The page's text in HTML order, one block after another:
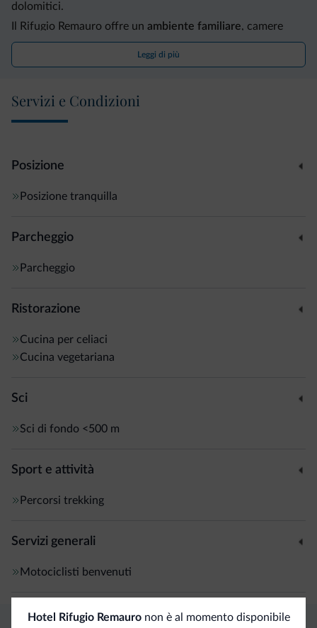
dolomitici.
Il Rifugio Remauro offre un ambiente familiare, camere
matrimoniali e triple con bagno privato, terrazzo e TV-sat.
Camere per escursionisti (da 2 a 6 persone) con servizi al
dellacucina tipica cadorina
ricotta e burro fuso, risotto ai funghi.
Leggi di più
Servizi e Condizioni
Posizione
Posizione tranquilla
Parcheggio
Parcheggio
Ristorazione
Cucina per celiaci
Cucina vegetariana
Sci
Sci di fondo <500 m
Sport e attività
Percorsi trekking
Servizi generali
Motociclisti benvenuti
Hotel Rifugio Remauronon è al momento disponibile